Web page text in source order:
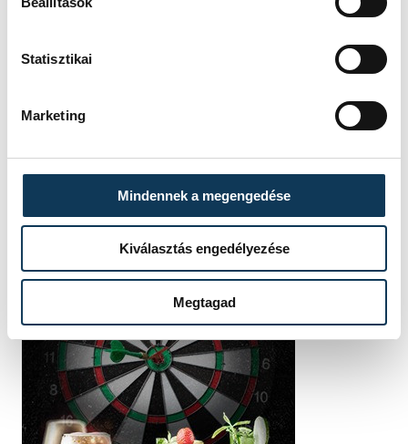
Statisztikai
Marketing
Mindennek a megengedése
Kiválasztás engedélyezése
Megtagad